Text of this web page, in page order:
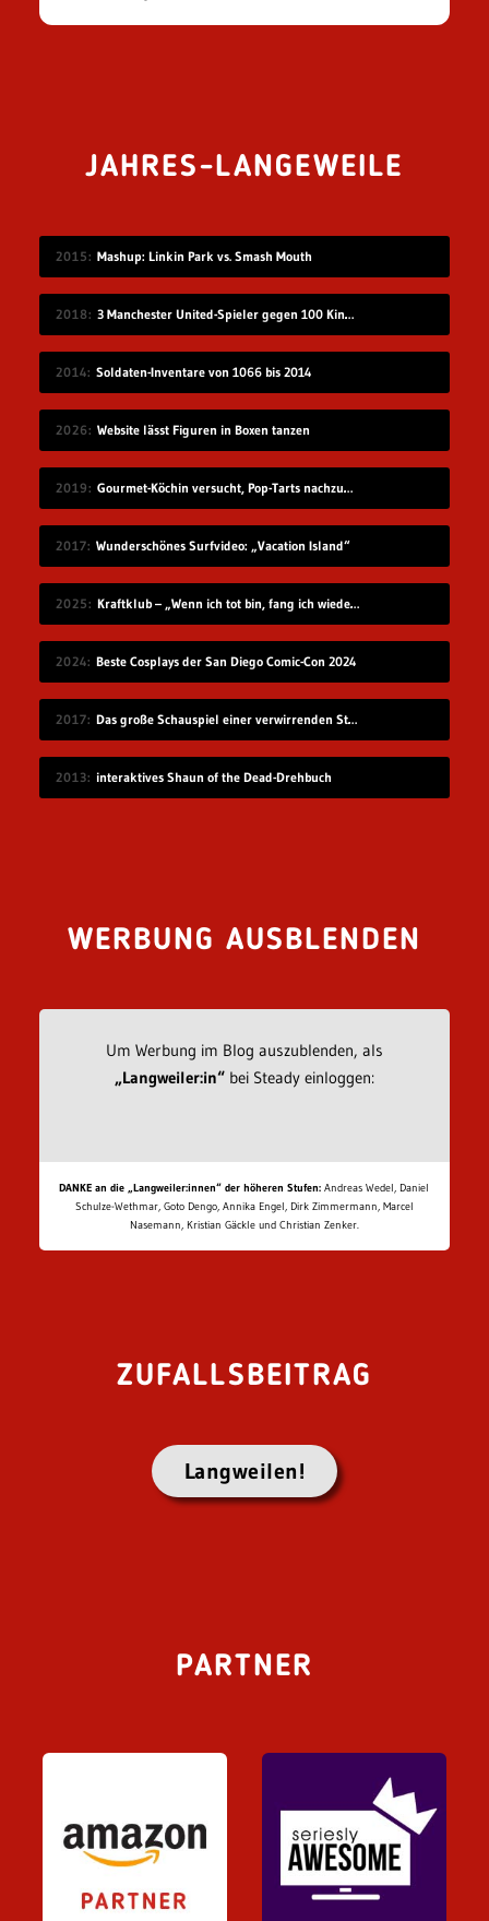
JAHRES-LANGEWEILE
2015 Mashup: Linkin Park vs. Smash Mouth
2018 3 Manchester United-Spieler gegen 100 Kinder
2014 Soldaten-Inventare von 1066 bis 2014
2026 Website lässt Figuren in Boxen tanzen
2019 Gourmet-Köchin versucht, Pop-Tarts nachzumachen
2017 Wunderschönes Surfvideo: „Vacation Island“
2025 Kraftklub – „Wenn ich tot bin, fang ich wieder an“
2024 Beste Cosplays der San Diego Comic-Con 2024
2017 Das große Schauspiel einer verwirrenden Straßenkennzeichnung
2013 interaktives Shaun of the Dead-Drehbuch
WERBUNG AUSBLENDEN
Um Werbung im Blog auszublenden, als
„Langweiler:in“bei Steady einloggen:
DANKE an die „Langweiler:innen“ der höheren Stufen: Andreas Wedel, Daniel
Schulze-Wethmar, Goto Dengo, Annika Engel, Dirk Zimmermann, Marcel
Nasemann, Kristian Gäckle und Christian Zenker.
ZUFALLSBEITRAG
Langweilen!
PARTNER